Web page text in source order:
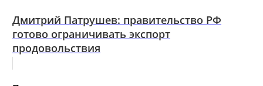
Дмитрий Патрушев: правительство РФ
готово ограничивать экспорт
продовольствия